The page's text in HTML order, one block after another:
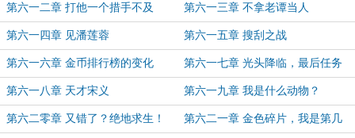
第六一二章 打他一个措手不及 第六一三章 不拿老谭当人
第六一四章 见潘莲蓉 第六一五章 搜刮之战
第六一六章 金币排行榜的变化 第六一七章 光头降临，最后任务
第六一八章 天才宋义 第六一九章 我是什么动物？
第六二零章 又错了？绝地求生！ 第六二一章 金色碎片，我是第几